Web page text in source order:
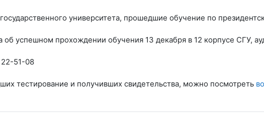
университета, прошедшие обучение по
об успешном прохождении обучения 13 декабря в 12 корпусе СГУ,
51-08
тестирование и получивших свидетельства, можно посмотреть